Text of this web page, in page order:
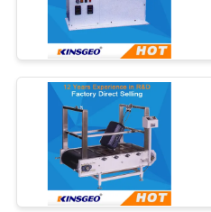
SUJET
DE
NOUS
VISITE
D'USINE